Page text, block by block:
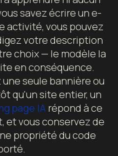
savez écrire un e-
activité, vous pouvez
votre description
choix — le modèle la
en conséquence.
seule bannière ou
qu'un site entier, un
page IA répond à ce
et vous conservez de
propriété du code